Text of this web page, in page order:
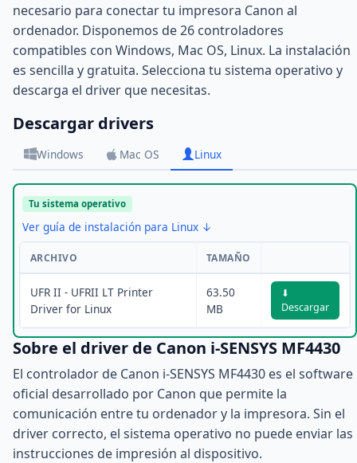
necesario para conectar tu impresora Canon al
ordenador. Disponemos de 26 controladores
compatibles con Windows, Mac OS, Linux. La instalación
es sencilla y gratuita. Selecciona tu sistema operativo y
descarga el driver que necesitas.
Descargar drivers
Windows Mac OS Linux
Tu sistema operativo
Ver guía de instalación para Linux ↓
ARCHIVO TAMAÑO
UFR II - UFRII LT Printer
Driver for Linux
63.50
MB
⬇
Descargar
Sobre el driver de Canon i-SENSYS MF4430
El controlador de Canon i-SENSYS MF4430 es el software
oficial desarrollado por Canon que permite la
comunicación entre tu ordenador y la impresora. Sin el
driver correcto, el sistema operativo no puede enviar las
instrucciones de impresión al dispositivo.